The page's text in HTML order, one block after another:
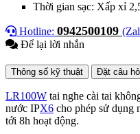
Thời gian sạc: Xấp xỉ
Hotline: 0942500109
Để lại lời nhắn
Thông số kỹ thuật Đặt câu
LR100W tai nghe cài tai
nước IPX6 cho phép sử dụng
tới 8h hoạt động.